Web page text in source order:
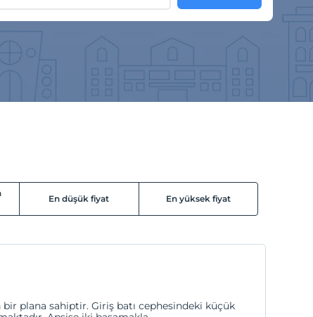
En düşük fiyat En yüksek fiyat
bir plana sahiptir. Giriş batı cephesindeki küçük